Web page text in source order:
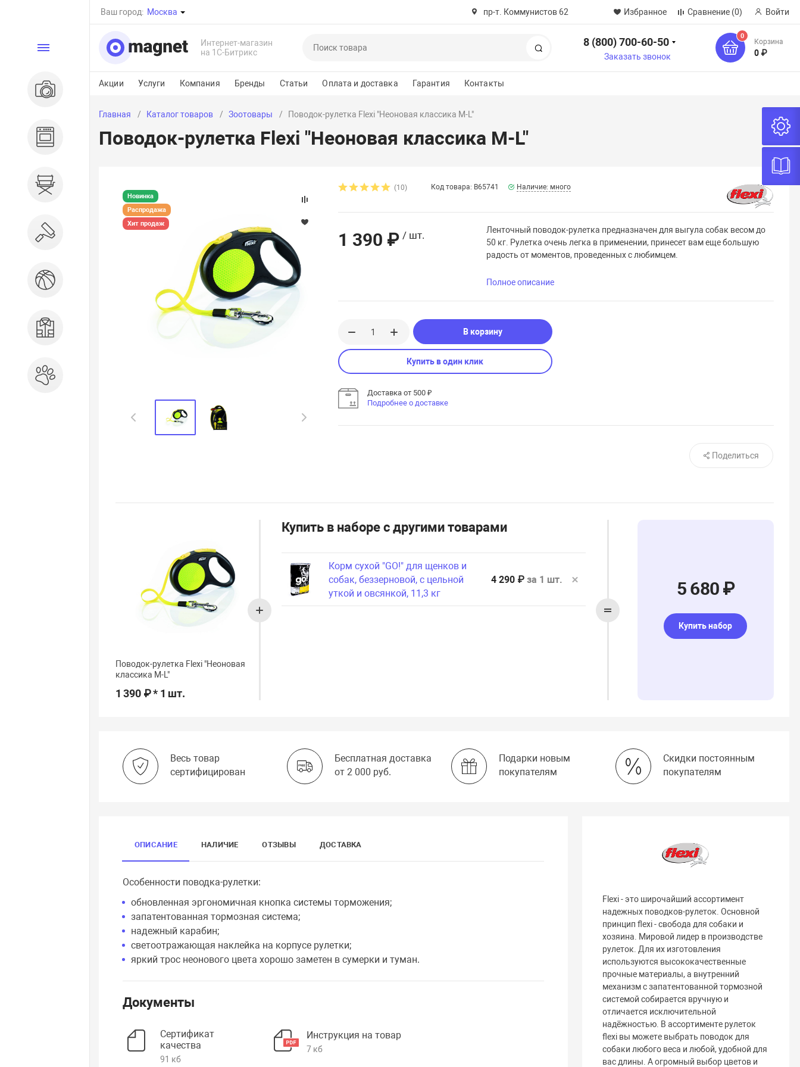
Ваш город: Москва пр-т. Коммунистов 62 Избранное Сравнение (0) Войти
Интернет-магазин
на 1С-Битрикс
8 (800) 700-60-50
Заказать звонок
0
Корзина
0 ₽
Акции Услуги Компания Бренды Статьи Оплата и доставка Гарантия Контакты
Каталог
Электроника
Бытовая техника
Ремонт и строительство
Одежда, обувь, аксессуары
Главная Каталог товаров Зоотовары Поводок-рулетка Flexi "Неоновая классика М-L"
Поводок-рулетка Flexi "Неоновая классика М-L"
Новинка
Распродажа
Хит продаж
(10) Код товара: B65741 Наличие: много
1 390 ₽ / шт.
Ленточный поводок-рулетка предназначен для выгула собак весом до
50 кг. Рулетка очень легка в применении, принесет вам еще большую
радость от моментов, проведенных с любимцем.
Полное описание
В корзину
Купить в один клик
Доставка от 500 ₽
Подробнее о доставке
Поделиться
Поводок-рулетка Flexi "Неоновая
классика М-L"
1 390 ₽ * 1 шт.
Купить в наборе с другими товарами
Корм сухой "GO!" для щенков и
собак, беззерновой, с цельной
уткой и овсянкой, 11,3 кг
4 290 ₽за 1 шт. 5 680 ₽
Купить набор
Весь товар
сертифицирован
Бесплатная доставка
от 2 000 руб.
Подарки новым
покупателям
Скидки постоянным
покупателям
ОПИСАНИЕ НАЛИЧИЕ ОТЗЫВЫ ДОСТАВКА
Особенности поводка-рулетки:
обновленная эргономичная кнопка системы торможения;
запатентованная тормозная система;
надежный карабин;
светоотражающая наклейка на корпусе рулетки;
яркий трос неонового цвета хорошо заметен в сумерки и туман.
Документы
Сертификат
качества
91 кб
Инструкция на товар
7 кб
Flexi - это широчайший ассортимент
надежных поводков-рулеток. Основной
принцип flexi - свобода для собаки и
хозяина. Мировой лидер в производстве
рулеток. Для их изготовления
используются высококачественные
прочные материалы, а внутренний
механизм с запатентованной тормозной
системой собирается вручную и
отличается исключительной
надёжностью. В ассортименте рулеток
flexi вы можете выбрать поводок для
собаки любого веса и любой, удобной для
вас длины. А огромный выбор цветов и